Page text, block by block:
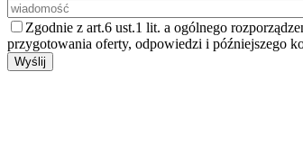
Zgodnie z art.6 ust.1 lit. a ogólnego
przygotowania oferty, odpowiedzi i późniejszego